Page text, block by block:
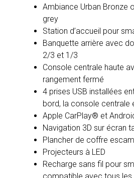
Ambiance Urban Bronze
grey
Station d’accueil pour
Banquette arrière avec
2/3 et 1/3
Console centrale haute
rangement fermé
4 prises USB installées
bord, la console centrale
Apple CarPlay® et
Navigation 3D sur écran
Plancher de coffre
Projecteurs à LED
Recharge sans fil pour